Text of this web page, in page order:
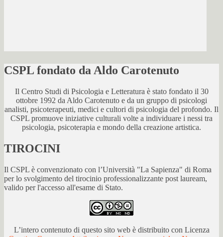
CSPL fondato da Aldo Carotenuto
Il Centro Studi di Psicologia e Letteratura è stato fondato il 30
ottobre 1992 da Aldo Carotenuto e da un gruppo di psicologi
analisti, psicoterapeuti, medici e cultori di psicologia del profondo. Il
CSPL promuove iniziative culturali volte a individuare i nessi tra
psicologia, psicoterapia e mondo della creazione artistica.
TIROCINI
Il CSPL è convenzionato con l’Università "La Sapienza" di Roma
per lo svolgimento del tirocinio professionalizzante post lauream,
valido per l'accesso all'esame di Stato.
L’intero contenuto di questo sito web è distribuito con Licenza